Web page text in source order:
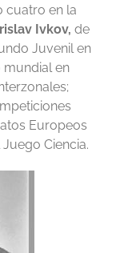
cuatro en la
Ivkov, de
Juvenil en
mundial en
Europeos
Ciencia.